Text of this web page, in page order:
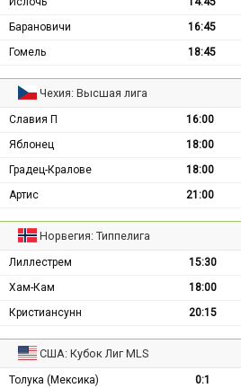
Барановичи
16:45
Гомель
18:45
Чехия: Высшая лига
Славия П 16:00
Яблонец
18:00
Градец-Кралове
18:00
Артис
21:00
Норвегия: Типпелига
Лиллестрем 15:30
Хам-Кам
18:00
Кристиансунн
20:15
США: Кубок Лиг MLS
Толука (Мексика) 0:1